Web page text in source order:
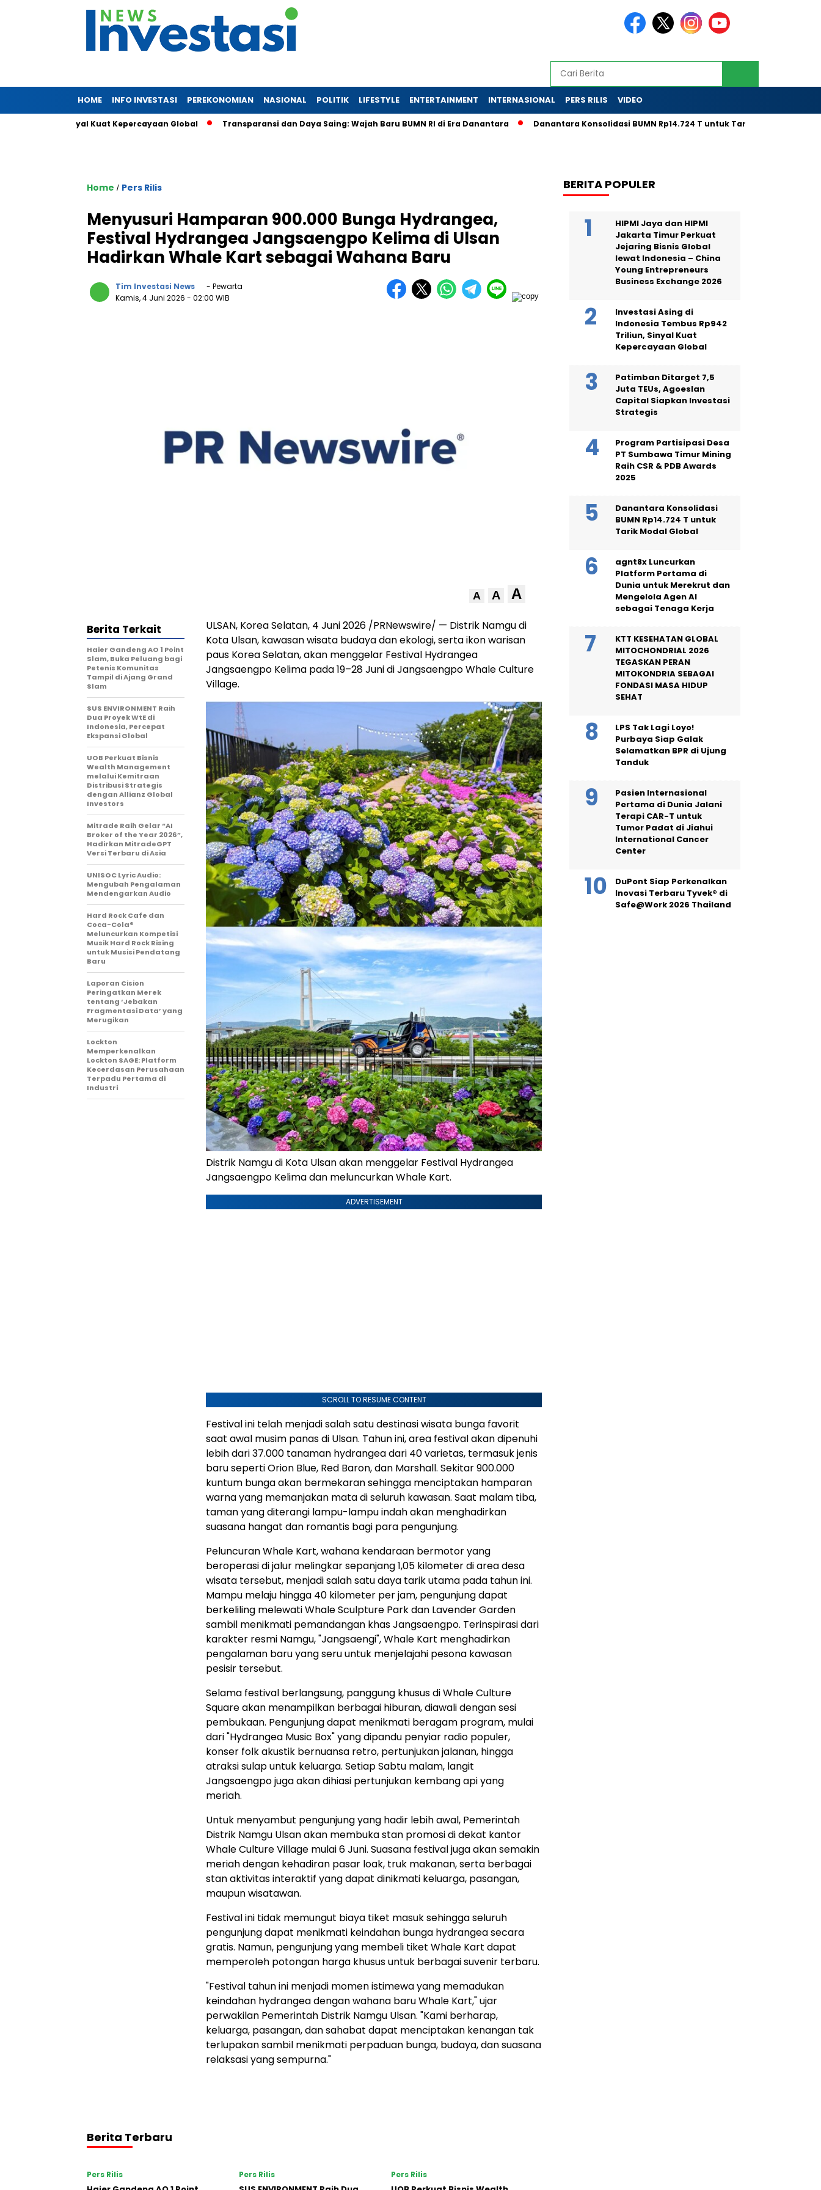
HOME INFO INVESTASI PEREKONOMIAN NASIONAL POLITIK LIFESTYLE ENTERTAINMENT INTERNASIONAL PERS RILIS VIDEO
Sinyal Kuat Kepercayaan Global Transparansi dan Daya Saing: Wajah Baru BUMN RI di Era Danantara Danantara Konsolidasi BUMN Rp14.724 T untuk Tarik Modal Global
Home / Pers Rilis
Menyusuri Hamparan 900.000 Bunga Hydrangea,
Festival Hydrangea Jangsaengpo Kelima di Ulsan
Hadirkan Whale Kart sebagai Wahana Baru
Tim Investasi News
- Pewarta
Kamis, 4 Juni 2026 - 02:00 WIB
A A A
ULSAN, Korea Selatan, 4 Juni 2026 /PRNewswire/ — Distrik Namgu di
Kota Ulsan, kawasan wisata budaya dan ekologi, serta ikon warisan
paus Korea Selatan, akan menggelar Festival Hydrangea
Jangsaengpo Kelima pada 19–28 Juni di Jangsaengpo Whale Culture
Village.
Distrik Namgu di Kota Ulsan akan menggelar Festival Hydrangea
Jangsaengpo Kelima dan meluncurkan Whale Kart.
ADVERTISEMENT
SCROLL TO RESUME CONTENT
Festival ini telah menjadi salah satu destinasi wisata bunga favorit
saat awal musim panas di Ulsan. Tahun ini, area festival akan dipenuhi
lebih dari 37.000 tanaman hydrangea dari 40 varietas, termasuk jenis
baru seperti Orion Blue, Red Baron, dan Marshall. Sekitar 900.000
kuntum bunga akan bermekaran sehingga menciptakan hamparan
warna yang memanjakan mata di seluruh kawasan. Saat malam tiba,
taman yang diterangi lampu-lampu indah akan menghadirkan
suasana hangat dan romantis bagi para pengunjung.
Peluncuran Whale Kart, wahana kendaraan bermotor yang
beroperasi di jalur melingkar sepanjang 1,05 kilometer di area desa
wisata tersebut, menjadi salah satu daya tarik utama pada tahun ini.
Mampu melaju hingga 40 kilometer per jam, pengunjung dapat
berkeliling melewati Whale Sculpture Park dan Lavender Garden
sambil menikmati pemandangan khas Jangsaengpo. Terinspirasi dari
karakter resmi Namgu, "Jangsaengi", Whale Kart menghadirkan
pengalaman baru yang seru untuk menjelajahi pesona kawasan
pesisir tersebut.
Selama festival berlangsung, panggung khusus di Whale Culture
Square akan menampilkan berbagai hiburan, diawali dengan sesi
pembukaan. Pengunjung dapat menikmati beragam program, mulai
dari "Hydrangea Music Box" yang dipandu penyiar radio populer,
konser folk akustik bernuansa retro, pertunjukan jalanan, hingga
atraksi sulap untuk keluarga. Setiap Sabtu malam, langit
Jangsaengpo juga akan dihiasi pertunjukan kembang api yang
meriah.
Untuk menyambut pengunjung yang hadir lebih awal, Pemerintah
Distrik Namgu Ulsan akan membuka stan promosi di dekat kantor
Whale Culture Village mulai 6 Juni. Suasana festival juga akan semakin
meriah dengan kehadiran pasar loak, truk makanan, serta berbagai
stan aktivitas interaktif yang dapat dinikmati keluarga, pasangan,
maupun wisatawan.
Festival ini tidak memungut biaya tiket masuk sehingga seluruh
pengunjung dapat menikmati keindahan bunga hydrangea secara
gratis. Namun, pengunjung yang membeli tiket Whale Kart dapat
memperoleh potongan harga khusus untuk berbagai suvenir terbaru.
"Festival tahun ini menjadi momen istimewa yang memadukan
keindahan hydrangea dengan wahana baru Whale Kart," ujar
perwakilan Pemerintah Distrik Namgu Ulsan. "Kami berharap,
keluarga, pasangan, dan sahabat dapat menciptakan kenangan tak
terlupakan sambil menikmati perpaduan bunga, budaya, dan suasana
relaksasi yang sempurna."
Berita Terkait
Haier Gandeng AO 1 Point
Slam, Buka Peluang bagi
Petenis Komunitas
Tampil di Ajang Grand
Slam
SUS ENVIRONMENT Raih
Dua Proyek WtE di
Indonesia, Percepat
Ekspansi Global
UOB Perkuat Bisnis
Wealth Management
melalui Kemitraan
Distribusi Strategis
dengan Allianz Global
Investors
Mitrade Raih Gelar “AI
Broker of the Year 2026”,
Hadirkan MitradeGPT
Versi Terbaru di Asia
UNISOC Lyric Audio:
Mengubah Pengalaman
Mendengarkan Audio
Hard Rock Cafe dan
Coca-Cola®
Meluncurkan Kompetisi
Musik Hard Rock Rising
untuk Musisi Pendatang
Baru
Laporan Cision
Peringatkan Merek
tentang ‘Jebakan
Fragmentasi Data’ yang
Merugikan
Lockton
Memperkenalkan
Lockton SAGE: Platform
Kecerdasan Perusahaan
Terpadu Pertama di
Industri
Berita Terbaru
Pers Rilis Pers Rilis Pers Rilis
BERITA POPULER
HIPMI Jaya dan HIPMI
Jakarta Timur Perkuat
Jejaring Bisnis Global
lewat Indonesia – China
Young Entrepreneurs
Business Exchange 2026
Investasi Asing di
Indonesia Tembus Rp942
Triliun, Sinyal Kuat
Kepercayaan Global
Patimban Ditarget 7,5
Juta TEUs, Agoeslan
Capital Siapkan Investasi
Strategis
Program Partisipasi Desa
PT Sumbawa Timur Mining
Raih CSR & PDB Awards
2025
Danantara Konsolidasi
BUMN Rp14.724 T untuk
Tarik Modal Global
agnt8x Luncurkan
Platform Pertama di
Dunia untuk Merekrut dan
Mengelola Agen AI
sebagai Tenaga Kerja
KTT KESEHATAN GLOBAL
MITOCHONDRIAL 2026
TEGASKAN PERAN
MITOKONDRIA SEBAGAI
FONDASI MASA HIDUP
SEHAT
LPS Tak Lagi Loyo!
Purbaya Siap Galak
Selamatkan BPR di Ujung
Tanduk
Pasien Internasional
Pertama di Dunia Jalani
Terapi CAR-T untuk
Tumor Padat di Jiahui
International Cancer
Center
DuPont Siap Perkenalkan
Inovasi Terbaru Tyvek® di
Safe@Work 2026 Thailand